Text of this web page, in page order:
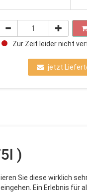
Zur Zeit leider nicht
jetzt
)
Sie diese wirklich
Ein Erlebnis für